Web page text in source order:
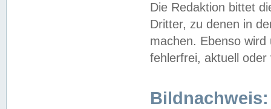
Die Redaktion bittet
Dritter, zu denen in
machen. Ebenso
fehlerfrei, aktuell oder
Bildnachweis: